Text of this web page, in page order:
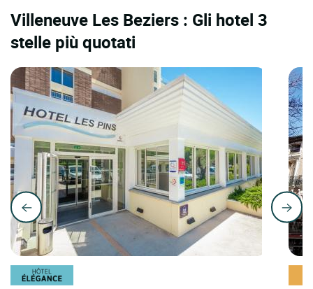
Villeneuve Les Beziers : Gli hotel 3
stelle più quotati